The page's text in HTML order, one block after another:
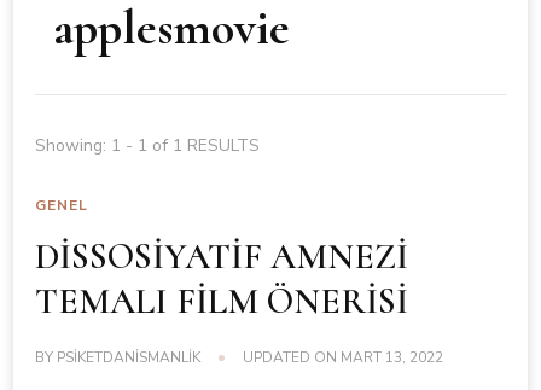
applesmovie
Showing: 1 - 1 of 1 RESULTS
GENEL
DİSSOSİYATİF AMNEZİ
TEMALI FİLM ÖNERİSİ
BY PSIKETDANISMANLIK UPDATED ON MART 13, 2022